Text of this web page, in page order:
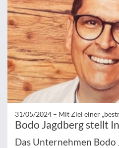
31/05/2024 – Mit Ziel einer
Bodo Jagdberg stellt
Das Unternehmen Bodo